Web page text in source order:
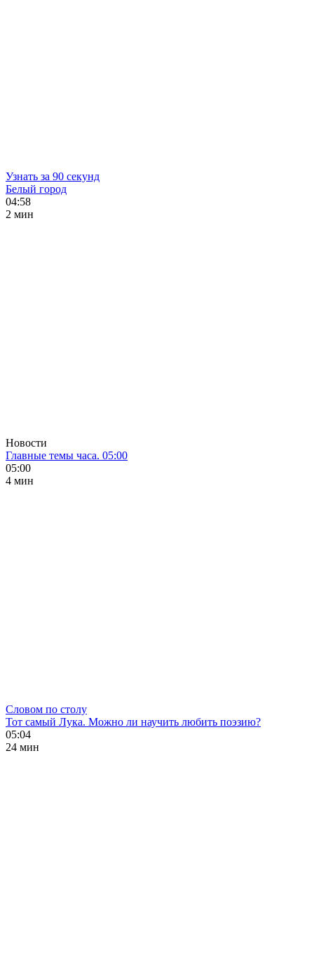
Узнать за 90 секунд
Белый город
04:58
2 мин
Новости
Главные темы часа. 05:00
05:00
4 мин
Словом по столу
Тот самый Лука. Можно ли научить любить поэзию?
05:04
24 мин